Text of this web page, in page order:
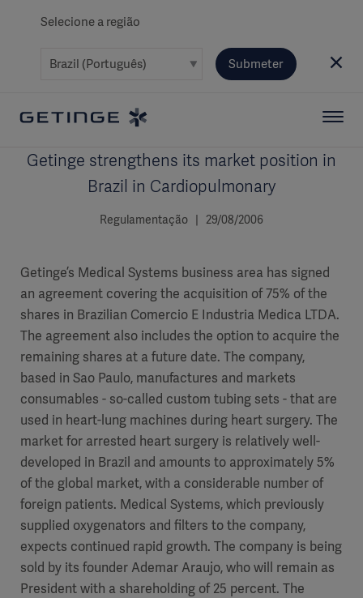
Selecione a região
Submeter
Getinge strengthens its market position in
Brazil in Cardiopulmonary
Regulamentação | 29/08/2006
Getinge’s Medical Systems business area has signed
an agreement covering the acquisition of 75% of the
shares in Brazilian Comercio E Industria Medica LTDA.
The agreement also includes the option to acquire the
remaining shares at a future date. The company,
based in Sao Paulo, manufactures and markets
consumables - so-called custom tubing sets - that are
used in heart-lung machines during heart surgery. The
market for arrested heart surgery is relatively well-
developed in Brazil and amounts to approximately 5%
of the global market, with a considerable number of
foreign patients. Medical Systems, which previously
supplied oxygenators and filters to the company,
expects continued rapid growth. The company is being
sold by its founder Ademar Araujo, who will remain as
President with a shareholding of 25 percent. The